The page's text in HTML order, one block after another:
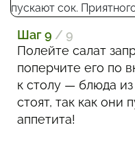
Шаг 9 / 9
Полейте салат
поперчите его по
к столу — блюда
стоят, так как они
аппетита!